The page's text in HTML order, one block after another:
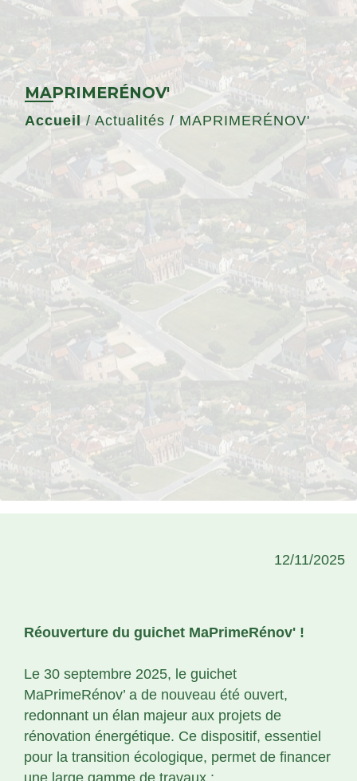
MAPRIMERÉNOV'
Accueil/ Actualités / MAPRIMERÉNOV'
12/11/2025
Réouverture du guichet MaPrimeRénov' !
Le 30 septembre 2025, le guichet
MaPrimeRénov’ a de nouveau été ouvert,
redonnant un élan majeur aux projets de
rénovation énergétique. Ce dispositif, essentiel
pour la transition écologique, permet de financer
une large gamme de travaux :